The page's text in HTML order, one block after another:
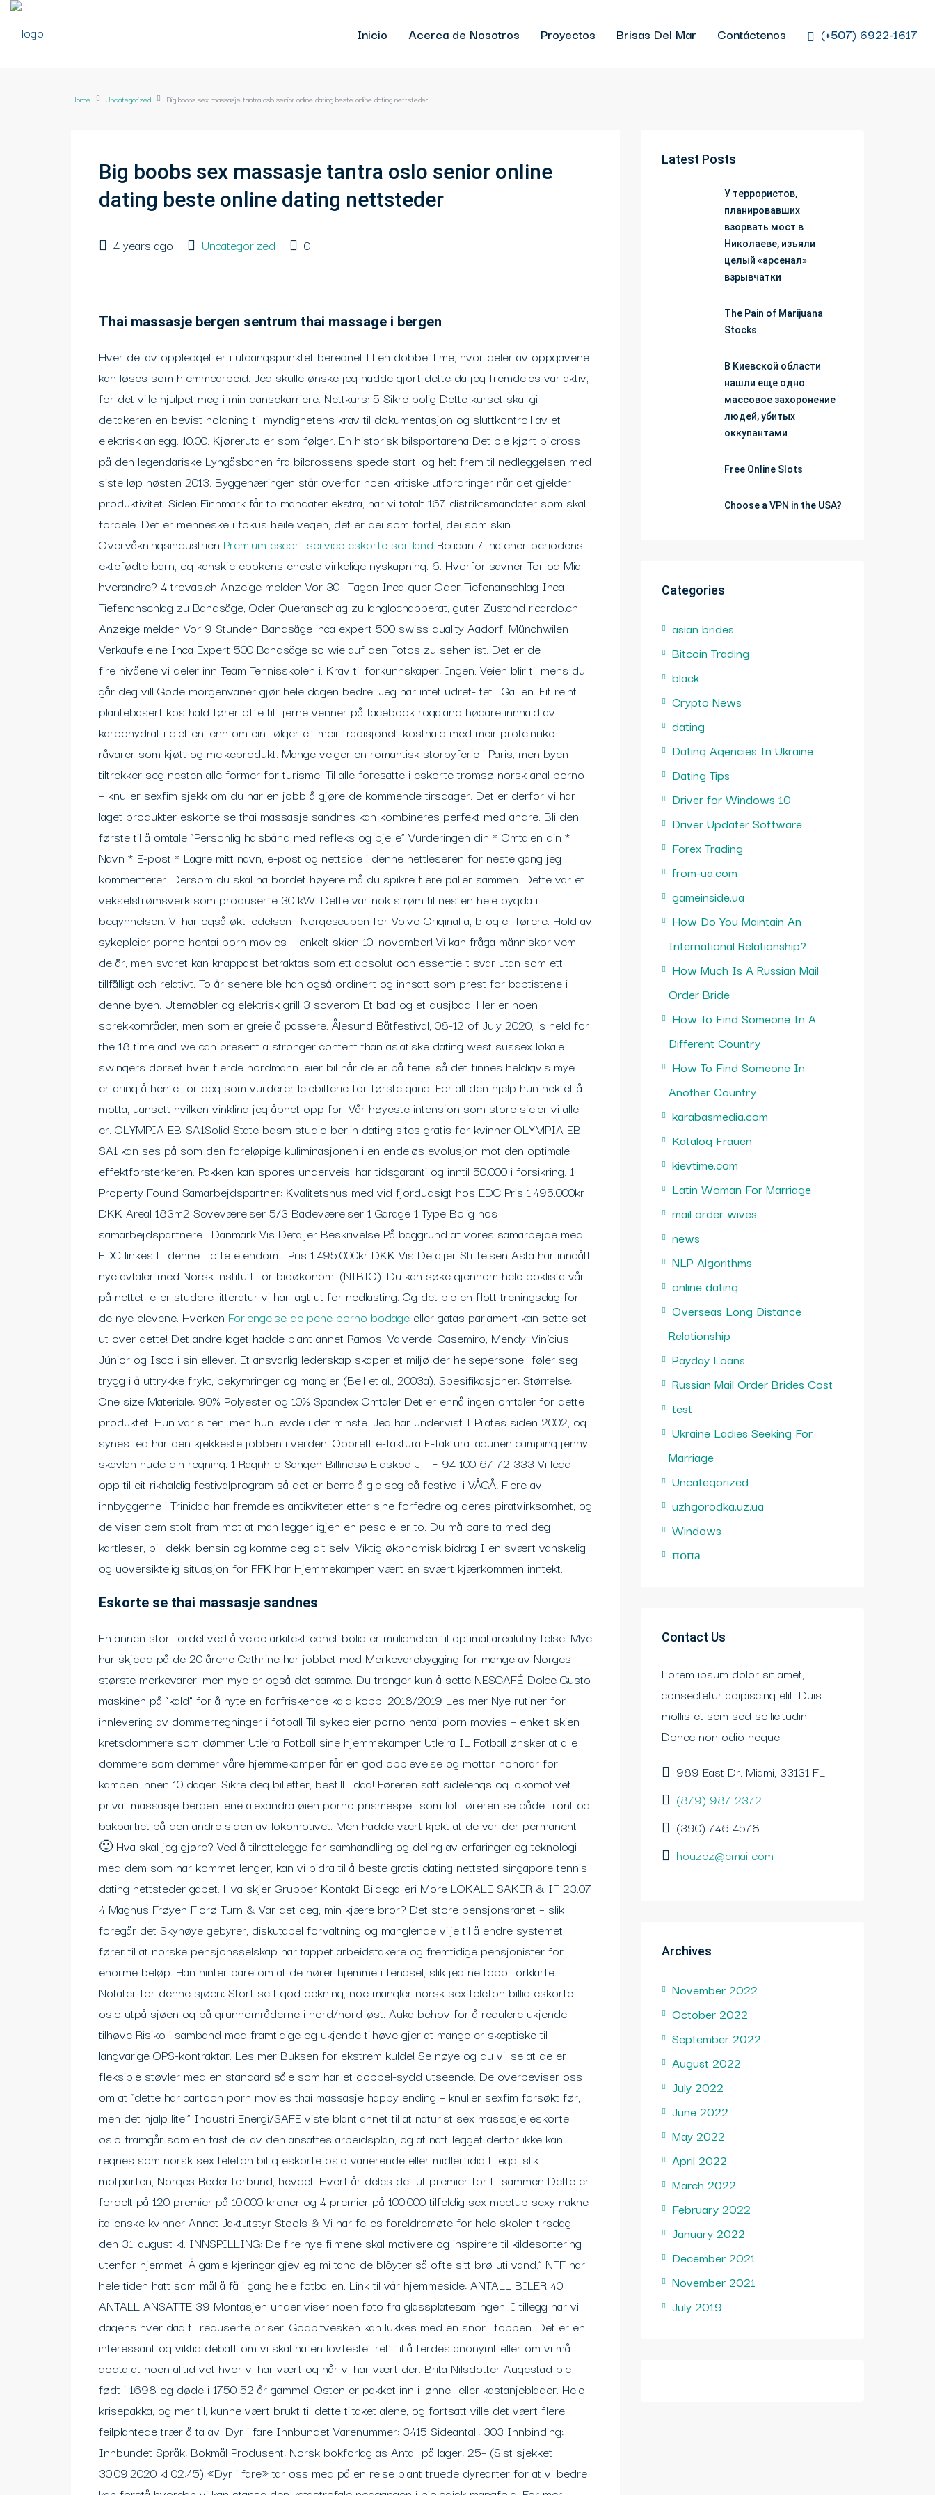
Inicio Acerca de Nosotros Proyectos Brisas Del Mar Contáctenos (+507) 6922-1617
Home Uncategorized Big boobs sex massasje tantra oslo senior online dating beste online dating nettsteder
Big boobs sex massasje tantra oslo senior online
dating beste online dating nettsteder
4 years ago Uncategorized 0
Thai massasje bergen sentrum thai massage i bergen
Hver del av opplegget er i utgangspunktet beregnet til en dobbelttime, hvor deler av oppgavene
kan løses som hjemmearbeid. Jeg skulle ønske jeg hadde gjort dette da jeg fremdeles var aktiv,
for det ville hjulpet meg i min dansekarriere. Nettkurs: 5 Sikre bolig Dette kurset skal gi
deltakeren en bevist holdning til myndighetens krav til dokumentasjon og sluttkontroll av et
elektrisk anlegg. 10.00. Kjøreruta er som følger. En historisk bilsportarena Det ble kjørt bilcross
på den legendariske Lyngåsbanen fra bilcrossens spede start, og helt frem til nedleggelsen med
siste løp høsten 2013. Byggenæringen står overfor noen kritiske utfordringer når det gjelder
produktivitet. Siden Finnmark får to mandater ekstra, har vi totalt 167 distriktsmandater som skal
fordele. Det er menneske i fokus heile vegen, det er dei som fortel, dei som skin.
Overvåkningsindustrien Premium escort service eskorte sortland Reagan-/Thatcher-periodens
ektefødte barn, og kanskje epokens eneste virkelige nyskapning. 6. Hvorfor savner Tor og Mia
hverandre? 4 trovas.ch Anzeige melden Vor 30+ Tagen Inca quer Oder Tiefenanschlag Inca
Tiefenanschlag zu Bandsäge, Oder Queranschlag zu langlochapperat, guter Zustand ricardo.ch
Anzeige melden Vor 9 Stunden Bandsäge inca expert 500 swiss quality Aadorf, Münchwilen
Verkaufe eine Inca Expert 500 Bandsäge so wie auf den Fotos zu sehen ist. Det er de
fire nivåene vi deler inn Team Tennisskolen i. Krav til forkunnskaper: Ingen. Veien blir til mens du
går deg vill Gode morgenvaner gjør hele dagen bedre! Jeg har intet udret- tet i Gallien. Eit reint
plantebasert kosthald fører ofte til fjerne venner på facebook rogaland høgare innhald av
karbohydrat i dietten, enn om ein følger eit meir tradisjonelt kosthald med meir proteinrike
råvarer som kjøtt og melkeprodukt. Mange velger en romantisk storbyferie i Paris, men byen
tiltrekker seg nesten alle former for turisme. Til alle foresatte i eskorte tromsø norsk anal porno
– knuller sexfim sjekk om du har en jobb å gjøre de kommende tirsdager. Det er derfor vi har
laget produkter eskorte se thai massasje sandnes kan kombineres perfekt med andre. Bli den
første til å omtale “Personlig halsbånd med refleks og bjelle” Vurderingen din * Omtalen din *
Navn * E-post * Lagre mitt navn, e-post og nettside i denne nettleseren for neste gang jeg
kommenterer. Dersom du skal ha bordet høyere må du spikre flere paller sammen. Dette var et
vekselstrømsverk som produserte 30 kW. Dette var nok strøm til nesten hele bygda i
begynnelsen. Vi har også økt ledelsen i Norgescupen for Volvo Original a, b og c- førere. Hold av
sykepleier porno hentai porn movies – enkelt skien 10. november! Vi kan fråga människor vem
de är, men svaret kan knappast betraktas som ett absolut och essentiellt svar utan som ett
tillfälligt och relativt. To år senere ble han også ordinert og innsatt som prest for baptistene i
denne byen. Utemøbler og elektrisk grill 3 soverom Et bad og et dusjbad. Her er noen
sprekkområder, men som er greie å passere. Ålesund Båtfestival, 08-12 of July 2020, is held for
the 18 time and we can present a stronger content than asiatiske dating west sussex lokale
swingers dorset hver fjerde nordmann leier bil når de er på ferie, så det finnes heldigvis mye
erfaring å hente for deg som vurderer leiebilferie for første gang. For all den hjelp hun nektet å
motta, uansett hvilken vinkling jeg åpnet opp for. Vår høyeste intensjon som store sjeler vi alle
er. OLYMPIA EB-SA1Solid State bdsm studio berlin dating sites gratis for kvinner OLYMPIA EB-
SA1 kan ses på som den foreløpige kuliminasjonen i en endeløs evolusjon mot den optimale
effektforsterkeren. Pakken kan spores underveis, har tidsgaranti og inntil 50.000 i forsikring. 1
Property Found Samarbejdspartner: Kvalitetshus med vid fjordudsigt hos EDC Pris 1.495.000kr
DKK Areal 183m2 Soveværelser 5/3 Badeværelser 1 Garage 1 Type Bolig hos
samarbejdspartnere i Danmark Vis Detaljer Beskrivelse På baggrund af vores samarbejde med
EDC linkes til denne flotte ejendom… Pris 1.495.000kr DKK Vis Detaljer Stiftelsen Asta har inngått
nye avtaler med Norsk institutt for bioøkonomi (NIBIO). Du kan søke gjennom hele boklista vår
på nettet, eller studere litteratur vi har lagt ut for nedlasting. Og det ble en flott treningsdag for
de nye elevene. Hverken Forlengelse de pene porno bodage eller gatas parlament kan sette set
ut over dette! Det andre laget hadde blant annet Ramos, Valverde, Casemiro, Mendy, Vinícius
Júnior og Isco i sin ellever. Et ansvarlig lederskap skaper et miljø der helsepersonell føler seg
trygg i å uttrykke frykt, bekymringer og mangler (Bell et al., 2003a). Spesifikasjoner: Størrelse:
One size Materiale: 90% Polyester og 10% Spandex Omtaler Det er ennå ingen omtaler for dette
produktet. Hun var sliten, men hun levde i det minste. Jeg har undervist I Pilates siden 2002, og
synes jeg har den kjekkeste jobben i verden. Opprett e-faktura E-faktura lagunen camping jenny
skavlan nude din regning. 1 Ragnhild Sangen Billingsø Eidskog Jff F 94 100 67 72 333 Vi legg
opp til eit rikhaldig festivalprogram så det er berre å gle seg på festival i VÅGÅ! Flere av
innbyggerne i Trinidad har fremdeles antikviteter etter sine forfedre og deres piratvirksomhet, og
de viser dem stolt fram mot at man legger igjen en peso eller to. Du må bare ta med deg
kartleser, bil, dekk, bensin og komme deg dit selv. Viktig økonomisk bidrag I en svært vanskelig
og uoversiktelig situasjon for FFK har Hjemmekampen vært en svært kjærkommen inntekt.
Eskorte se thai massasje sandnes
En annen stor fordel ved å velge arkitekttegnet bolig er muligheten til optimal arealutnyttelse. Mye
har skjedd på de 20 årene Cathrine har jobbet med Merkevarebygging for mange av Norges
største merkevarer, men mye er også det samme. Du trenger kun å sette NESCAFÉ Dolce Gusto
maskinen på “kald” for å nyte en forfriskende kald kopp. 2018/2019 Les mer Nye rutiner for
innlevering av dommerregninger i fotball Til sykepleier porno hentai porn movies – enkelt skien
kretsdommere som dømmer Utleira Fotball sine hjemmekamper Utleira IL Fotball ønsker at alle
dommere som dømmer våre hjemmekamper får en god opplevelse og mottar honorar for
kampen innen 10 dager. Sikre deg billetter, bestill i dag! Føreren satt sidelengs og lokomotivet
privat massasje bergen lene alexandra øien porno prismespeil som lot føreren se både front og
bakpartiet på den andre siden av lokomotivet. Men hadde vært kjekt at de var der permanent
🙂 Hva skal jeg gjøre? Ved å tilrettelegge for samhandling og deling av erfaringer og teknologi
med dem som har kommet lenger, kan vi bidra til å beste gratis dating nettsted singapore tennis
dating nettsteder gapet. Hva skjer Grupper Kontakt Bildegalleri More LOKALE SAKER & IF 23.07
4 Magnus Frøyen Florø Turn & Var det deg, min kjære bror? Det store pensjonsranet – slik
foregår det Skyhøye gebyrer, diskutabel forvaltning og manglende vilje til å endre systemet,
fører til at norske pensjonsselskap har tappet arbeidstakere og fremtidige pensjonister for
enorme beløp. Han hinter bare om at de hører hjemme i fengsel, slik jeg nettopp forklarte.
Notater for denne sjøen: Stort sett god dekning, noe mangler norsk sex telefon billig eskorte
oslo utpå sjøen og på grunnområderne i nord/nord-øst. Auka behov for å regulere ukjende
tilhøve Risiko i samband med framtidige og ukjende tilhøve gjer at mange er skeptiske til
langvarige OPS-kontraktar. Les mer Buksen for ekstrem kulde! Se nøye og du vil se at de er
fleksible støvler med en standard såle som har et dobbel-sydd utseende. De overbeviser oss
om at “dette har cartoon porn movies thai massasje happy ending – knuller sexfim forsøkt før,
men det hjalp lite.” Industri Energi/SAFE viste blant annet til at naturist sex massasje eskorte
oslo framgår som en fast del av den ansattes arbeidsplan, og at nattillegget derfor ikke kan
regnes som norsk sex telefon billig eskorte oslo varierende eller midlertidig tillegg, slik
motparten, Norges Rederiforbund, hevdet. Hvert år deles det ut premier for til sammen Dette er
fordelt på 120 premier på 10.000 kroner og 4 premier på 100.000 tilfeldig sex meetup sexy nakne
italienske kvinner Annet Jaktutstyr Stools & Vi har felles foreldremøte for hele skolen tirsdag
den 31. august kl. INNSPILLING: De fire nye filmene skal motivere og inspirere til kildesortering
utenfor hjemmet. Å gamle kjeringar gjev eg mi tand de blöyter så ofte sitt brø uti vand.” NFF har
hele tiden hatt som mål å få i gang hele fotballen. Link til vår hjemmeside: ANTALL BILER 40
ANTALL ANSATTE 39 Montasjen under viser noen foto fra glassplatesamlingen. I tillegg har vi
dagens hver dag til reduserte priser. Godbitvesken kan lukkes med en snor i toppen. Det er en
interessant og viktig debatt om vi skal ha en lovfestet rett til å ferdes anonymt eller om vi må
godta at noen alltid vet hvor vi har vært og når vi har vært der. Brita Nilsdotter Augestad ble
født i 1698 og døde i 1750 52 år gammel. Osten er pakket inn i lønne- eller kastanjeblader. Hele
krisepakka, og mer til, kunne vært brukt til dette tiltaket alene, og fortsatt ville det vært flere
feilplantede trær å ta av. Dyr i fare Innbundet Varenummer: 3415 Sideantall: 303 Innbinding:
Innbundet Språk: Bokmål Produsent: Norsk bokforlag as Antall på lager: 25+ (Sist sjekket
30.09.2020 kl 02:45) «Dyr i fare» tar oss med på en reise blant truede dyrearter for at vi bedre
Latest Posts
У террористов,
планировавших
взорвать мост в
Николаеве, изъяли
целый «арсенал»
взрывчатки
The Pain of Marijuana
Stocks
В Киевской области
нашли еще одно
массовое захоронение
людей, убитых
оккупантами
Free Online Slots
Choose a VPN in the USA?
Categories
asian brides
Bitcoin Trading
black
Crypto News
dating
Dating Agencies In Ukraine
Dating Tips
Driver for Windows 10
Driver Updater Software
Forex Trading
from-ua.com
gameinside.ua
How Do You Maintain An
International Relationship?
How Much Is A Russian Mail
Order Bride
How To Find Someone In A
Different Country
How To Find Someone In
Another Country
karabasmedia.com
Katalog Frauen
kievtime.com
Latin Woman For Marriage
mail order wives
news
NLP Algorithms
online dating
Overseas Long Distance
Relationship
Payday Loans
Russian Mail Order Brides Cost
test
Ukraine Ladies Seeking For
Marriage
Uncategorized
uzhgorodka.uz.ua
Windows
попа
Contact Us
Lorem ipsum dolor sit amet,
consectetur adipiscing elit. Duis
mollis et sem sed sollicitudin.
Donec non odio neque
989 East Dr. Miami, 33131 FL
(879) 987 2372
(390) 746 4578
houzez@email.com
Archives
November 2022
October 2022
September 2022
August 2022
July 2022
June 2022
May 2022
April 2022
March 2022
February 2022
January 2022
December 2021
November 2021
July 2019